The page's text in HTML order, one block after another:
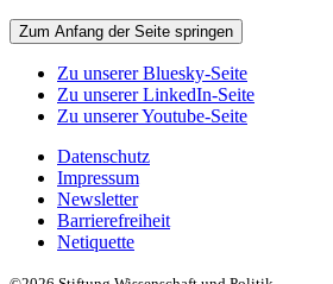
Zum Anfang der Seite springen
Zu unserer Bluesky-Seite
Zu unserer LinkedIn-Seite
Zu unserer Youtube-Seite
Datenschutz
Impressum
Newsletter
Barrierefreiheit
Netiquette